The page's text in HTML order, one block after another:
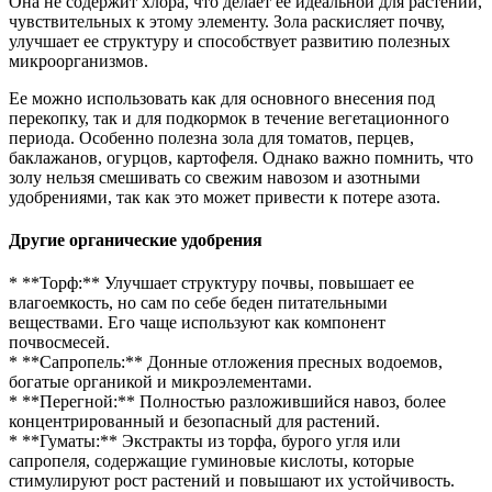
чувствительных к этому элементу. Зола раскисляет почву,
улучшает ее структуру и способствует развитию полезных
микроорганизмов.
Ее можно использовать как для основного внесения под
перекопку, так и для подкормок в течение вегетационного
периода. Особенно полезна зола для томатов, перцев,
баклажанов, огурцов, картофеля. Однако важно помнить, что
золу нельзя смешивать со свежим навозом и азотными
удобрениями, так как это может привести к потере азота.
Другие органические удобрения
* **Торф:** Улучшает структуру почвы, повышает ее
влагоемкость, но сам по себе беден питательными
веществами. Его чаще используют как компонент
почвосмесей.
* **Сапропель:** Донные отложения пресных водоемов,
богатые органикой и микроэлементами.
* **Перегной:** Полностью разложившийся навоз, более
концентрированный и безопасный для растений.
* **Гуматы:** Экстракты из торфа, бурого угля или
сапропеля, содержащие гуминовые кислоты, которые
стимулируют рост растений и повышают их устойчивость.